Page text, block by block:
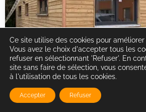
Intervention pour
Ce site utilise des cookies pour
Vous avez le choix d'accepter tous les
refuser en sélectionnant 'Refuser'. En
site sans faire de sélection, vous
à l'utilisation de tous les cookies.
Accepter Refuser